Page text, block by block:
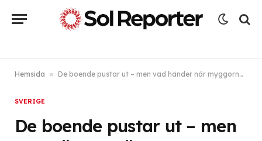
Hemsida » De boende pustar ut – men vad händer när myggorna försvinner?
SVERIGE
De boende pustar ut – men